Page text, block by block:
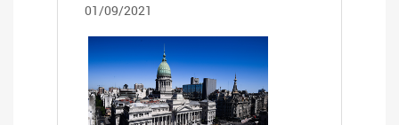
01/09/2021